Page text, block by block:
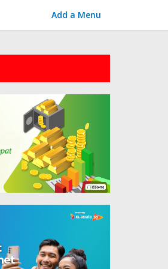
Add a Menu